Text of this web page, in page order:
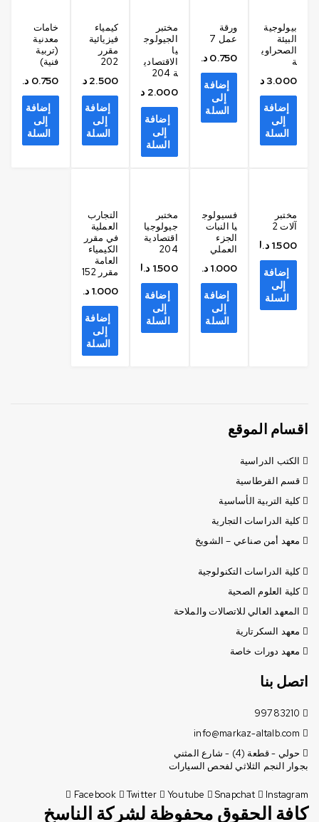
بيولوجية
البيئة
الصحراوي
ة
3.000 د.ك
إضافة
إلى
السلة
ورقة
عمل 7
0.750 د.ك
إضافة
إلى
السلة
مختبر
الجيولوج
يا
الاقتصادي
ة 204
2.000 د.ك
إضافة
إلى
السلة
كيمياء
فيزيائية
مقرر
202
2.500 د.ك
إضافة
إلى
السلة
خامات
معدنية
(تربية
فنية)
0.750 د.ك
إضافة
إلى
السلة
مختبر
آلات 2
1.500 د.ك
إضافة
إلى
السلة
فسيولوج
يا النبات
الجزء
العملي
1.000 د.ك
إضافة
إلى
السلة
مختبر
جيولوجيا
اقتصادية
204
1.500 د.ك
إضافة
إلى
السلة
التجارب
العملية
في مقرر
الكيمياء
العامة
مقرر 152
1.000 د.ك
إضافة
إلى
السلة
اقسام الموقع
الكتب الدراسية
قسم القرطاسية
كلية التربية الأساسية
كلية الدراسات التجارية
معهد أمن صناعي – الشويخ
كلية الدراسات التكنولوجية
كلية العلوم الصحية
المعهد العالي للاتصالات والملاحة
معهد السكرتارية
معهد دورات خاصة
اتصل بنا
99783210
info@markaz-altalb.com
حولي - قطعة (4) - شارع المثني
بجوار النجم الثلاثي لفحص السيارات
Facebook Twitter Youtube Snapchat Instagram
كافة الحقوق محفوظة لشركة الناسخ